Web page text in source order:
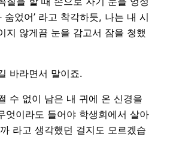
숨었어’ 라고 착각하듯, 나는 내 시
지 않게끔 눈을 감고서 잠을 청했
바라면서 말이죠.
수 없이 남은 내 귀에 온 신경을
엇이라도 들어야 학생회에서 살아
라고 생각했던 걸지도 모르겠습